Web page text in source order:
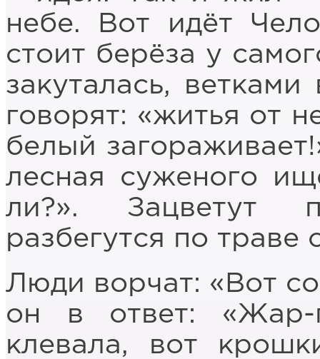
небе. Вот идёт
стоит берёза у
закуталась,
говорят: «житья от
белый
лесная суженого
ли?». Зацветут
разбегутся по
Люди ворчат: «Вот
он в ответ: «Жар-
клевала, вот